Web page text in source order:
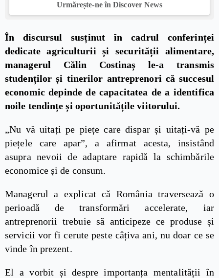
Urmărește-ne în Discover News
În discursul susținut în cadrul conferinței
dedicate agriculturii și securității alimentare,
managerul Călin Costinaș le-a transmis
studenților și tinerilor antreprenori că succesul
economic depinde de capacitatea de a identifica
noile tendințe și oportunitățile viitorului.
„Nu vă uitați pe piețe care dispar și uitați-vă pe
piețele care apar”, a afirmat acesta, insistând
asupra nevoii de adaptare rapidă la schimbările
economice și de consum.
Managerul a explicat că România traversează o
perioadă de transformări accelerate, iar
antreprenorii trebuie să anticipeze ce produse și
servicii vor fi cerute peste câțiva ani, nu doar ce se
vinde în prezent.
El a vorbit și despre importanța mentalității în